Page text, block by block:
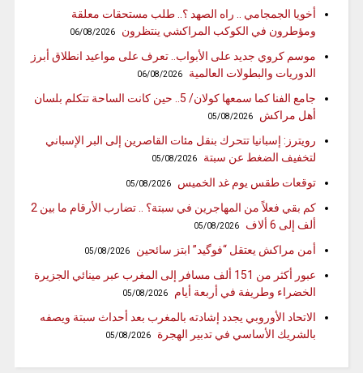
أخويا الجمجامي .. راه الصهد ؟.. طلب مستحقات معلقة
ومؤطرون في الكوكب المراكشي ينتظرون
06/08/2026
موسم كروي جديد على الأبواب.. تعرف على مواعيد انطلاق أبرز
الدوريات والبطولات العالمية
06/08/2026
جامع الفنا كما سمعها كولان/ 5.. حين كانت الساحة تتكلم بلسان
أهل مراكش
05/08/2026
رويترز: إسبانيا تتحرك بنقل مئات القاصرين إلى البر الإسباني
لتخفيف الضغط عن سبتة
05/08/2026
توقعات طقس يوم غد الخميس 05/08/2026
كم بقي فعلاً من المهاجرين في سبتة؟ .. تضارب الأرقام ما بين 2
ألف إلى 6 ألاف
05/08/2026
أمن مراكش يعتقل “فوگيد” ابتز سائحين 05/08/2026
عبور أكثر من 151 ألف مسافر إلى المغرب عبر مينائي الجزيرة
الخضراء وطريفة في أربعة أيام
05/08/2026
الاتحاد الأوروبي يجدد إشادته بالمغرب بعد أحداث سبتة ويصفه
بالشريك الأساسي في تدبير الهجرة
05/08/2026